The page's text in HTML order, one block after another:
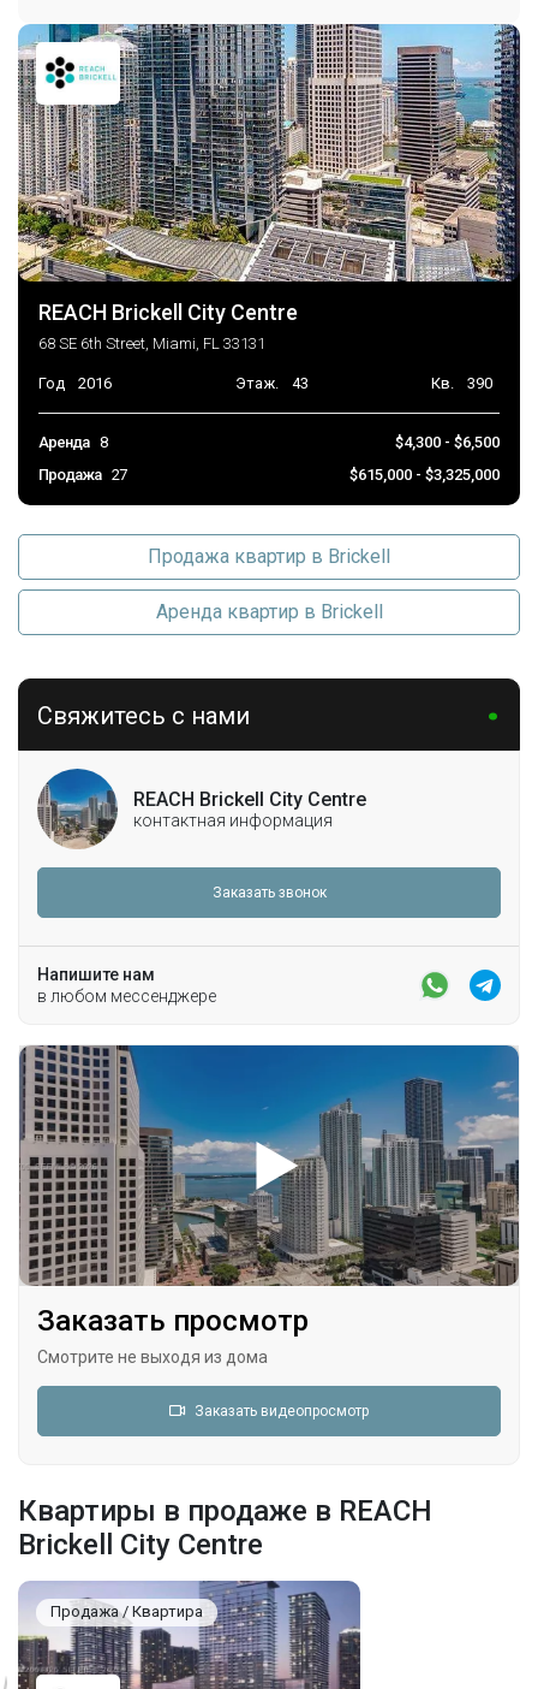
REACH Brickell City Centre
68 SE 6th Street, Miami, FL 33131
Год 2016 Этаж. 43 Кв. 390
Аренда 8
$4,300 - $6,500
Продажа 27 $615,000 - $3,325,000
Продажа квартир в Brickell
Аренда квартир в Brickell
Свяжитесь с нами
REACH Brickell City Centre
контактная информация
Заказать звонок
Напишите нам
в любом мессенджере
Заказать просмотр
Смотрите не выходя из дома
Заказать видеопросмотр
Квартиры в продаже в REACH
Brickell City Centre
Продажа / Квартира